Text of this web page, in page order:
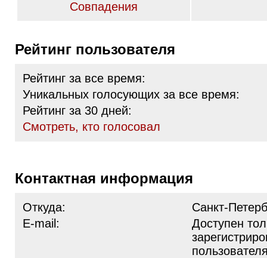
Совпадения
Рейтинг пользователя
Рейтинг за все время:
Уникальных голосующих за все время:
Рейтинг за 30 дней:
Cмотреть, кто голосовал
Контактная информация
Откуда:
Санкт-
E-mail:
Доступен